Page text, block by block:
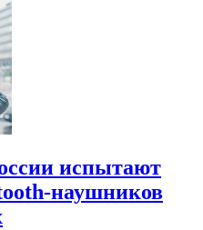
испытают
наушников